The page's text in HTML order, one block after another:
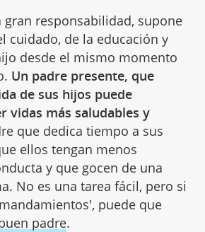
responsabilidad, supone
cuidado, de la educación y
desde el mismo momento
Un padre presente, que
de sus hijos puede
vidas más saludables y
que dedica tiempo a sus
ellos tengan menos
y que gocen de una
No es una tarea fácil, pero si
puede que
padre.